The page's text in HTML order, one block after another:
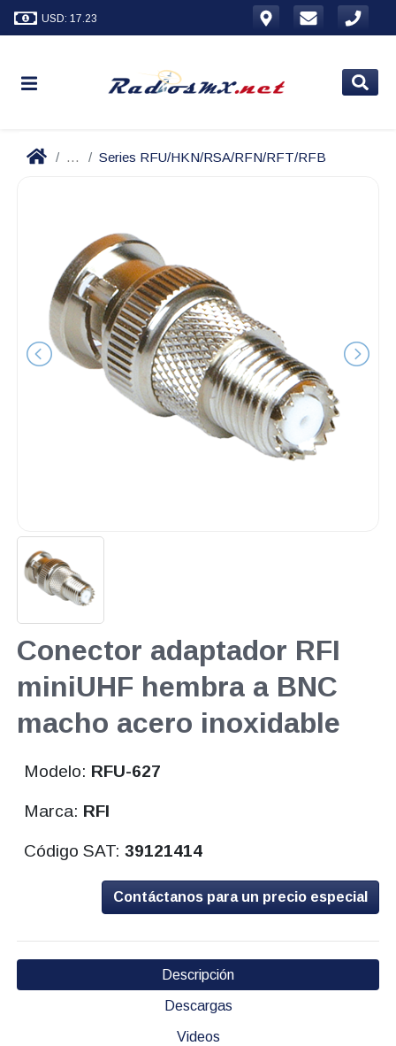
USD: 17.23
... Series RFU/HKN/RSA/RFN/RFT/RFB
Conector adaptador RFI
miniUHF hembra a BNC
macho acero inoxidable
Modelo: RFU-627
Marca: RFI
Código SAT:39121414
Contáctanos para un precio especial
Descripción
Descargas
Videos